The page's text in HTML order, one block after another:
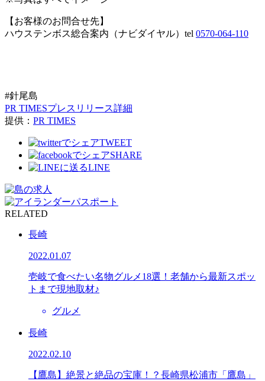
【お客様のお問合せ先】
ハウステンボス総合案内（ナビダイヤル）tel 0570-064-110
#針尾島
PR TIMESプレスリリース詳細
提供： PR TIMES
TWEET
SHARE
LINE
RELATED
長崎
2022.01.07
壱岐で食べたい名物グルメ18選！老舗から最新スポッ
トまで現地取材♪
グルメ
長崎
2022.02.10
【鷹島】絶景と絶品の宝庫！？長崎県松浦市「鷹島」